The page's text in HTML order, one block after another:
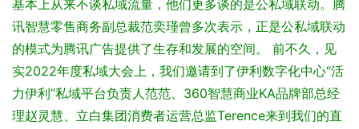
基本上从来不谈私域流量，他们更多谈的是公私域联动。腾
讯智慧零售商务副总裁范奕瑾曾多次表示，正是公私域联动
的模式为腾讯广告提供了生存和发展的空间。
前不久，见
实2022年度私域大会上，我们邀请到了伊利数字化中心“活
力伊利”私域平台负责人范范、360智慧商业KA品牌部总经
理赵灵慧、立白集团消费者运营总监Terence来到我们的直